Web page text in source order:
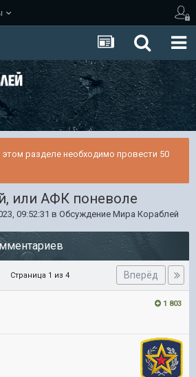
этом разделе необходимо провести 50
или АФК поневоле
09:52:31 в Обсуждение Мира Кораблей
Вперёд
Страница 1 из 4
1 803